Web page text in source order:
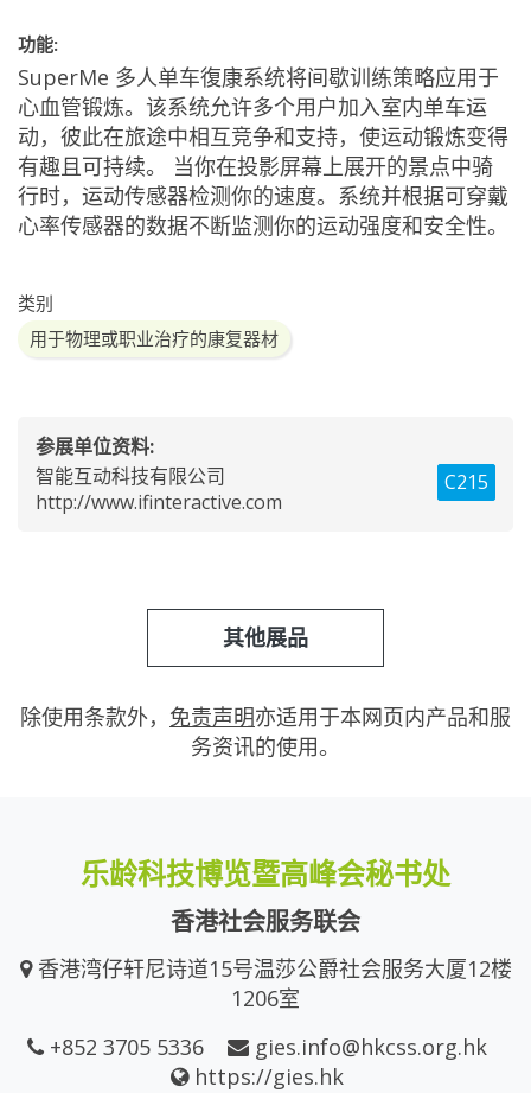
功能:
SuperMe 多人单车復康系统将间歇训练策略应用于
心血管锻炼。该系统允许多个用户加入室内单车运
动，彼此在旅途中相互竞争和支持，使运动锻炼变得
有趣且可持续。 当你在投影屏幕上展开的景点中骑
行时，运动传感器检测你的速度。系统并根据可穿戴
心率传感器的数据不断监测你的运动强度和安全性。
类别
用于物理或职业治疗的康复器材
参展单位资料:
C215
智能互动科技有限公司
http://www.ifinteractive.com
其他展品
除使用条款外， 免责声明亦适用于本网页内产品和服
务资讯的使用。
乐龄科技博览暨高峰会秘书处
香港社会服务联会
香港湾仔轩尼诗道15号温莎公爵社会服务大厦12楼
1206室
+852 3705 5336
gies.info@hkcss.org.hk
https://gies.hk